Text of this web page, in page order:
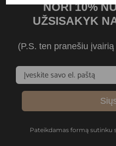
NORI 10%
UŽSISAKYK
(P.S. ten pranešiu
Pateikdamas formą sutinku